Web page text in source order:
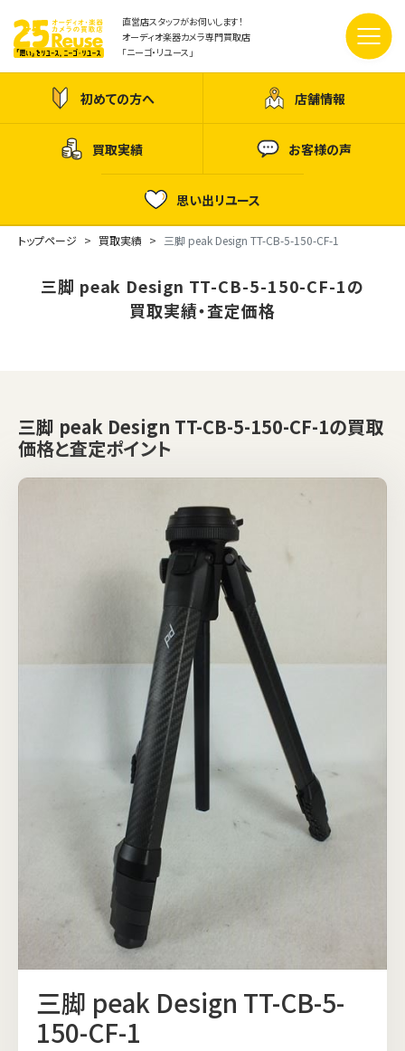
直営店スタッフがお伺いします！
オーディオ楽器カメラ専門買取店
「ニーゴ・リユース」
初めての方へ 店舗情報
買取実績 お客様の声
思い出リユース
トップページ 買取実績 三脚 peak Design TT-CB-5-150-CF-1
三脚 peak Design TT-CB-5-150-CF-1の
買取実績・査定価格
三脚 peak Design TT-CB-5-150-CF-1の買取
価格と査定ポイント
三脚 peak Design TT-CB-5-
150-CF-1